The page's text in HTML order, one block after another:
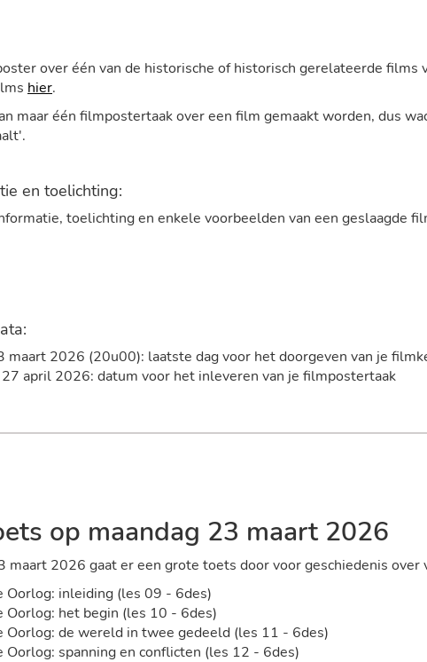
over één van de historische of historisch gerelateerde
hier.
maar één filmpostertaak over een film gemaakt worden, dus
en toelichting:
toelichting en enkele voorbeelden van een geslaagde
maart 2026 (20u00): laatste dag voor het doorgeven van je
27 april 2026: datum voor het inleveren van je filmpostertaak
op maandag 23 maart 2026
maart 2026 gaat er een grote toets door voor geschiedenis over
Oorlog: inleiding (les 09 - 6des)
Oorlog: het begin (les 10 - 6des)
Oorlog: de wereld in twee gedeeld (les 11 - 6des)
Oorlog: spanning en conflicten (les 12 - 6des)